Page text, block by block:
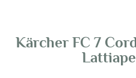
Kärcher FC 7